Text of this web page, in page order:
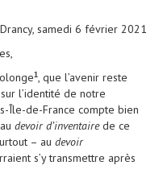
Drancy, samedi 6 février 2021
1, que l’avenir reste
l’identité de notre
Île-de-France compte bien
devoir d’inventairede ce
– au devoir
s’y transmettre après